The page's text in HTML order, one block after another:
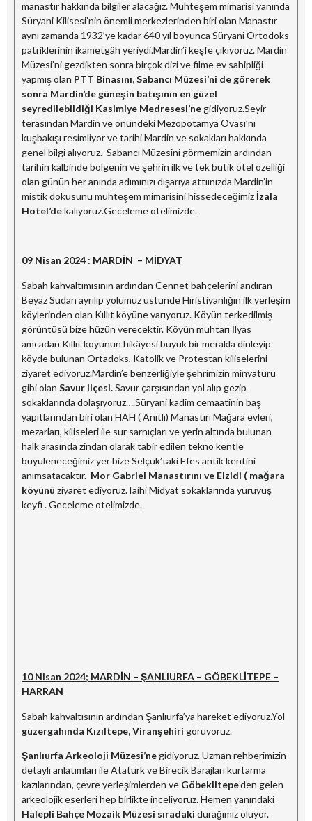
manastır hakkında bilgiler alacağız. Muhteşem mimarisi yanında
Süryani Kilisesi’nin önemli merkezlerinden biri olan Manastır
aynı zamanda 1932’ye kadar 640 yıl boyunca Süryani Ortodoks
patriklerinin ikametgâh yeriydi.Mardin’i keşfe çıkıyoruz. Mardin
Müzesi’ni gezdikten sonra birçok dizi ve filme ev sahipliği
yapmış olan PTT Binasını, Sabancı Müzesi’ni de görerek
sonra Mardin’de güneşin batışının en güzel
seyredilebildiği Kasimiye Medresesi’ne gidiyoruz.Seyir
terasından Mardin ve önündeki Mezopotamya Ovası’nı
kuşbakışı resimliyor ve tarihi Mardin ve sokakları hakkında
genel bilgi alıyoruz. Sabancı Müzesini görmemizin ardından
tarihin kalbinde bölgenin ve şehrin ilk ve tek butik otel özelliği
olan günün her anında adımınızı dışarıya attıınızda Mardin’in
mistik dokusunu muhteşem mimarisini hissedeceğimiz İzala
Hotel’dekalıyoruz.Geceleme otelimizde.
09 Nisan 2024 : MARDİN – MİDYAT
Sabah kahvaltımısının ardından Cennet bahçelerini andıran
Beyaz Sudan ayrılıp yolumuz üstünde Hıristiyanlığın ilk yerleşim
köylerinden olan Kıllıt köyüne varıyoruz. Köyün terkedilmiş
görüntüsü bize hüzün verecektir. Köyün muhtarı İlyas
amcadan Kıllıt köyünün hikâyesi büyük bir merakla dinleyip
köyde bulunan Ortadoks, Katolik ve Protestan kiliselerini
ziyaret ediyoruz.Mardin’e benzerliğiyle şehrimizin minyatürü
gibi olan Savur ilçesi.Savur çarşısından yol alıp gezip
sokaklarında dolaşıyoruz….Süryani kadim cemaatinin baş
yapıtlarından biri olan HAH ( Anıtlı) Manastırı Mağara evleri,
mezarları, kiliseleri ile sur sarnıçları ve yerin altında bulunan
halk arasında zindan olarak tabir edilen tekno kentle
büyüleneceğimiz yer bize Selçuk’taki Efes antik kentini
anımsatacaktır. Mor Gabriel Manastırını ve Elzidi ( mağara
köyünü ziyaret ediyoruz.Taihi Midyat sokaklarında yürüyüş
keyfi . Geceleme otelimizde.
10 Nisan 2024; MARDİN – ŞANLIURFA – GÖBEKLİTEPE –
HARRAN
Sabah kahvaltısının ardından Şanlıurfa’ya hareket ediyoruz.Yol
güzergahında Kızıltepe, Viranşehiri görüyoruz.
Şanlıurfa Arkeoloji Müzesi’ne gidiyoruz. Uzman rehberimizin
detaylı anlatımları ile Atatürk ve Birecik Barajları kurtarma
kazılarından, çevre yerleşimlerden ve Göbeklitepe’den gelen
arkeolojik eserleri hep birlikte inceliyoruz. Hemen yanındaki
Halepli Bahçe Mozaik Müzesi sıradaki durağımız oluyor.